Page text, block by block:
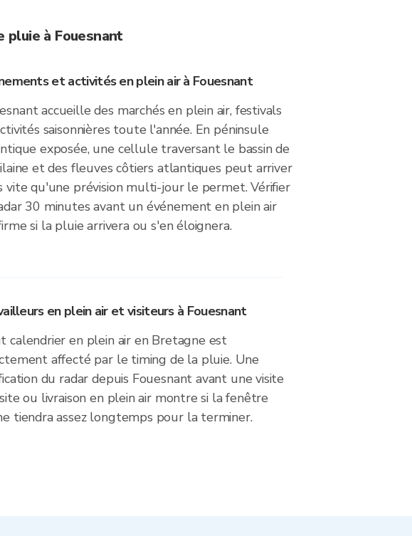
pluie à Fouesnant
et activités en plein air à Fouesnant
accueille des marchés en plein air, festivals
saisonnières toute l'année. En péninsule
exposée, une cellule traversant le bassin de
et des fleuves côtiers atlantiques peut arriver
vite qu'une prévision multi-jour le permet. Vérifier
30 minutes avant un événement en plein air
si la pluie arrivera ou s'en éloignera.
en plein air et visiteurs à Fouesnant
calendrier en plein air en Bretagne est
affecté par le timing de la pluie. Une
du radar depuis Fouesnant avant une visite
ou livraison en plein air montre si la fenêtre
tiendra assez longtemps pour la terminer.